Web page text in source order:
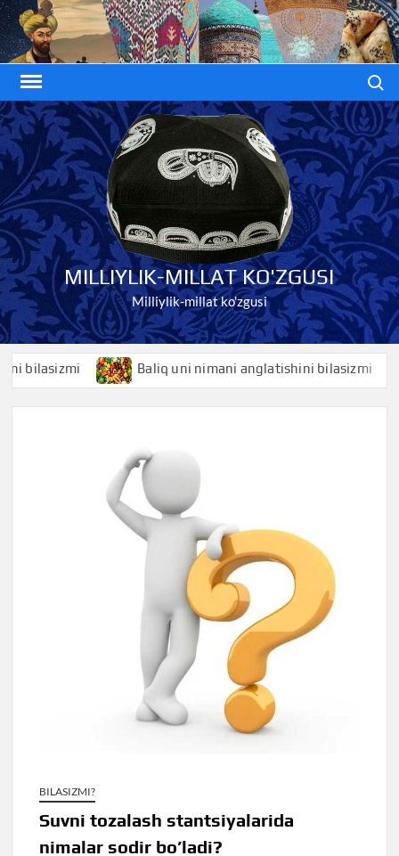
Skip
to
content
MILLIYLIK-MILLAT KO'ZGUSI
Milliylik-millat ko'zgusi
Baliq uni nimani anglatishini bilasizmi
BILASIZMI?
Suvni tozalash stantsiyalarida
nimalar sodir bo’ladi?